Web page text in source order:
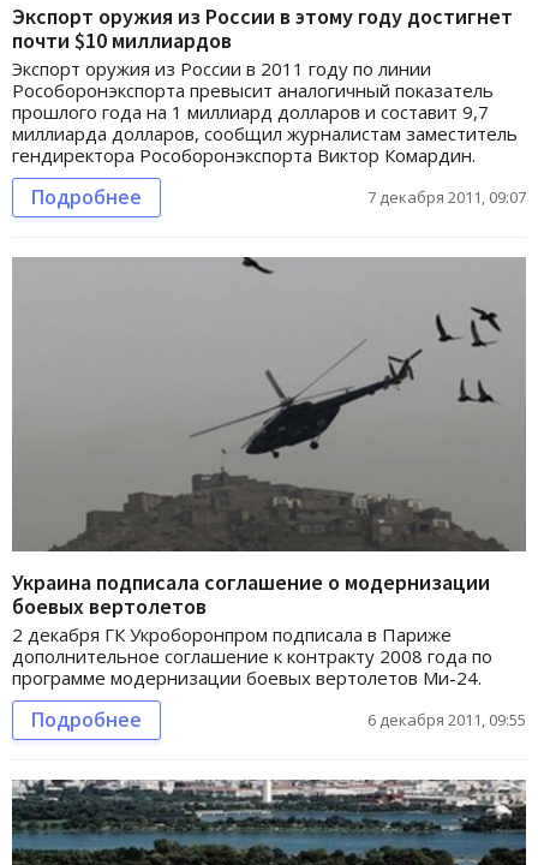
Экспорт оружия из России в этому году достигнет
почти $10 миллиардов
Экспорт оружия из России в 2011 году по линии
Рособоронэкспорта превысит аналогичный показатель
прошлого года на 1 миллиард долларов и составит 9,7
миллиарда долларов, сообщил журналистам заместитель
гендиректора Рособоронэкспорта Виктор Комардин.
Подробнее 7 декабря 2011, 09:07
Украина подписала соглашение о модернизации
боевых вертолетов
2 декабря ГК Укроборонпром подписала в Париже
дополнительное соглашение к контракту 2008 года по
программе модернизации боевых вертолетов Ми-24.
Подробнее 6 декабря 2011, 09:55